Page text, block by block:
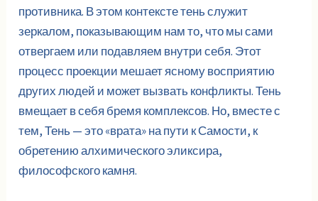
противника. В этом контексте тень служит
зеркалом, показывающим нам то, что мы сами
отвергаем или подавляем внутри себя. Этот
процесс проекции мешает ясному восприятию
других людей и может вызвать конфликты. Тень
вмещает в себя бремя комплексов. Но, вместе с
тем, Тень — это «врата» на пути к Самости, к
обретению алхимического эликсира,
философского камня.